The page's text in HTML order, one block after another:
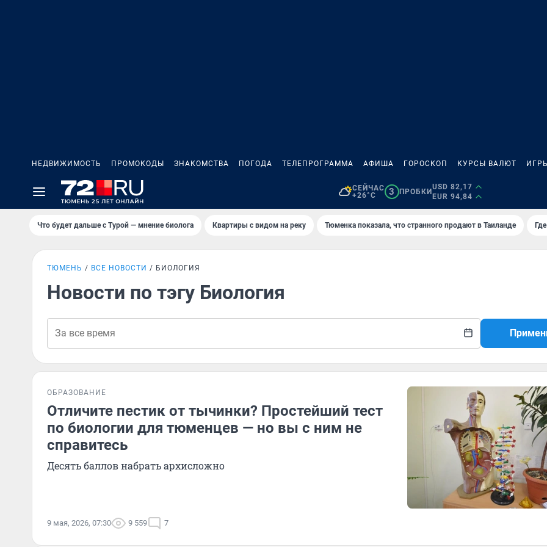
НЕДВИЖИМОСТЬ ПРОМОКОДЫ ЗНАКОМСТВА ПОГОДА ТЕЛЕПРОГРАММА АФИША ГОРОСКОП КУРСЫ ВАЛЮТ
СЕЙЧАС
+26°C
3 ПРОБКИ
USD 82,17
EUR 94,84
Что будет дальше с Турой — мнение биолога Квартиры с видом на реку Тюменка показала, что странного продают в Таиланде
ТЮМЕНЬ ВСЕ НОВОСТИ БИОЛОГИЯ
Новости по тэгу Биология
ОБРАЗОВАНИЕ
Отличите пестик от тычинки? Простейший тест
по биологии для тюменцев — но вы с ним не
справитесь
Десять баллов набрать архисложно
9 мая, 2026, 07:30 9 559 7